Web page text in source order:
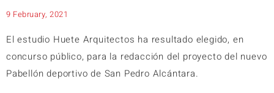
9 February, 2021
El estudio Huete Arquitectos ha resultado elegido, en
concurso público, para la redacción del proyecto del nuevo
Pabellón deportivo de San Pedro Alcántara.